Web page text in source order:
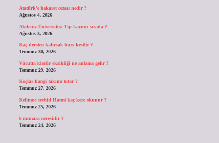
Atatürk’e hakaret cezası nedir ?
Ağustos 4, 2026
Akdeniz Üniversitesi Tıp kaçıncı sırada ?
Ağustos 3, 2026
Kaç dersten kalırsak burs kesilir ?
Temmuz 30, 2026
Vücutta klorür eksikliği ne anlama gelir ?
Temmuz 29, 2026
Koçlar hangi takımı tutar ?
Temmuz 27, 2026
Kelime-i tevhid Hatmi kaç kere okunur ?
Temmuz 25, 2026
6 numara neresidir ?
Temmuz 24, 2026